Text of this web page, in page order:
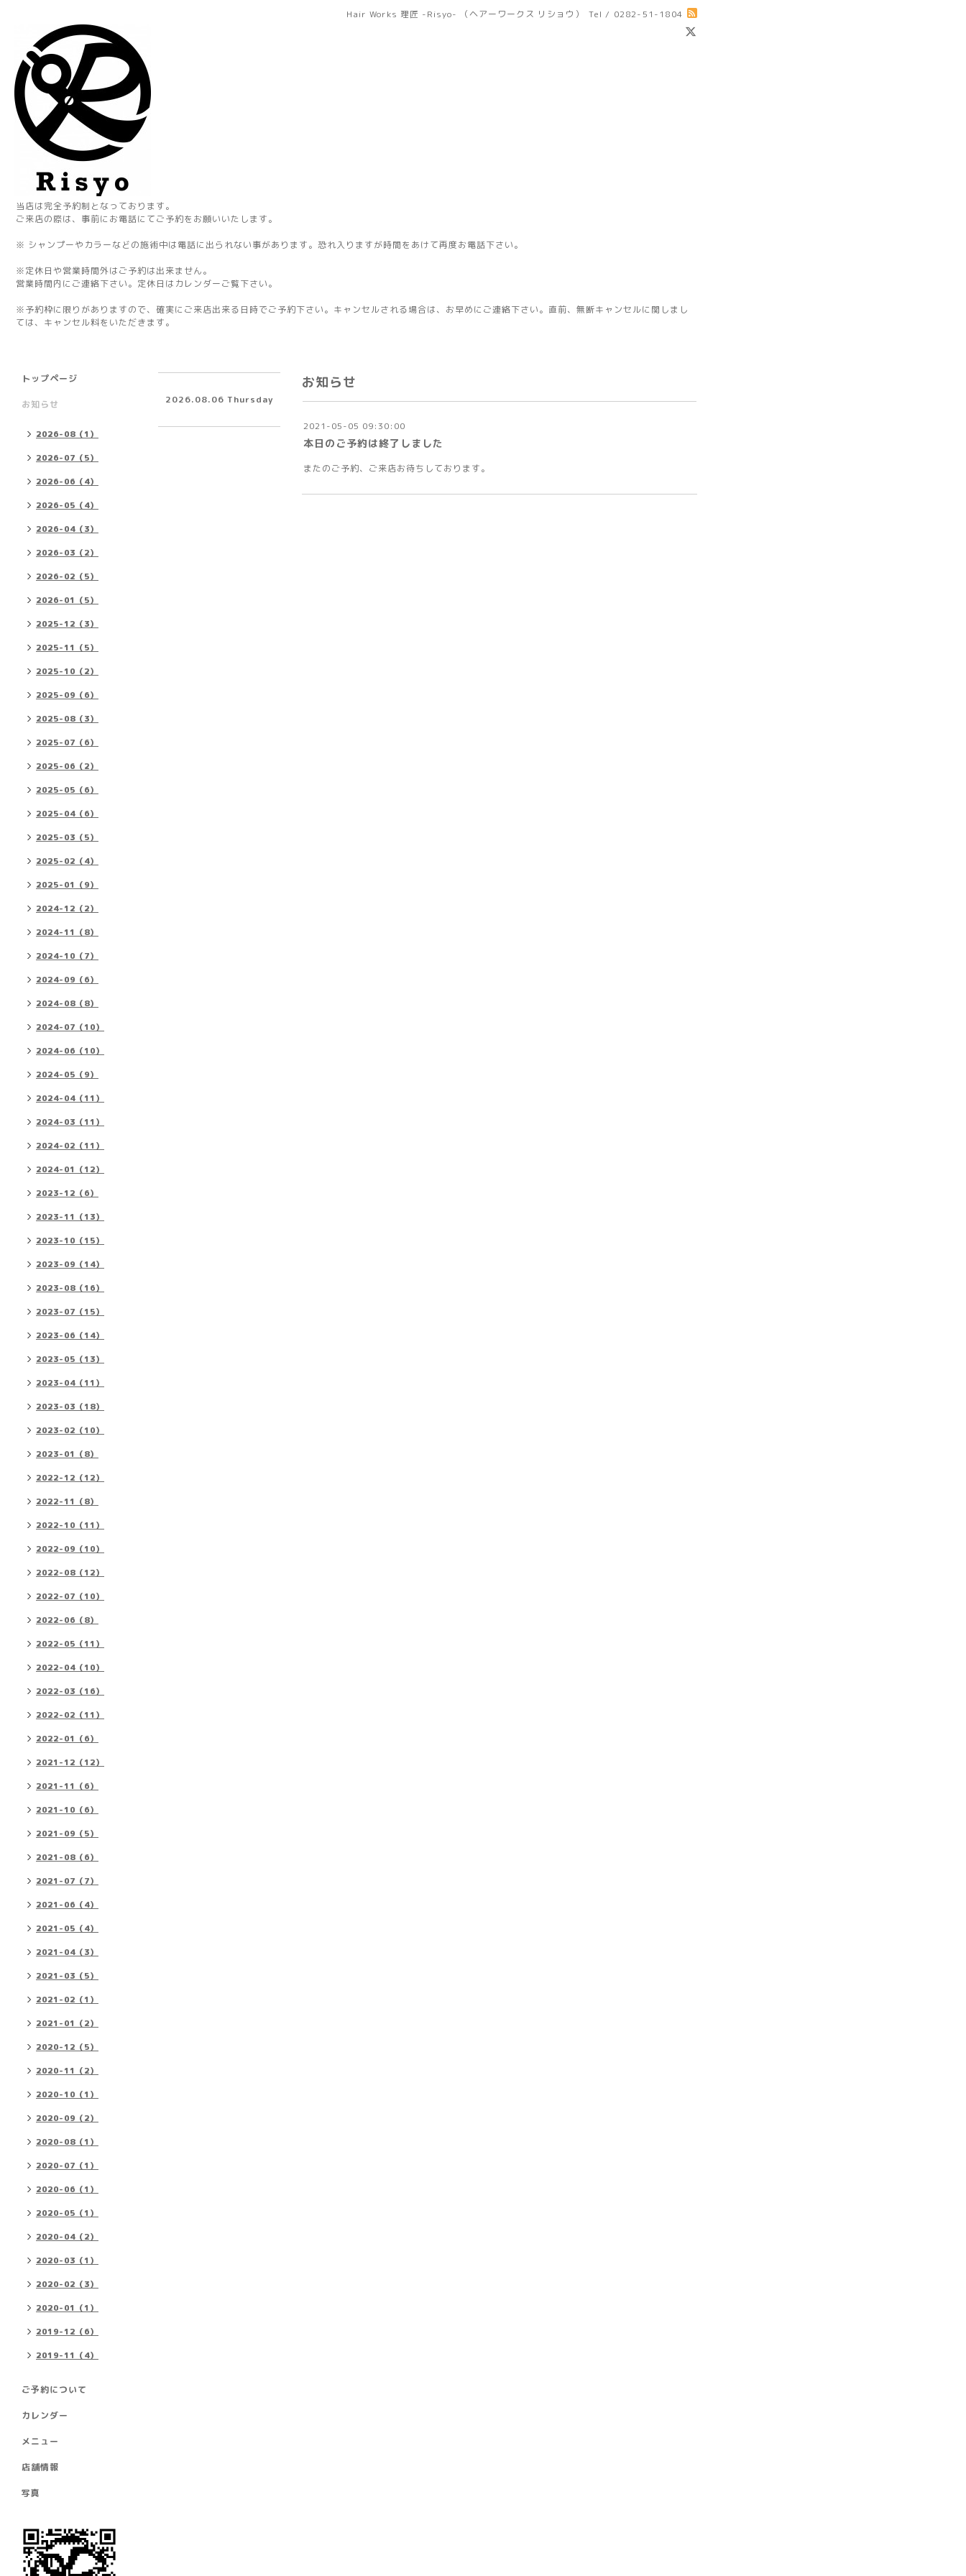
Hair Works 理匠 -Risyo- （ヘアーワークス リショウ） Tel / 0282-51-1804
当店は完全予約制となっております。
ご来店の際は、事前にお電話にてご予約をお願いいたします。
※ シャンプーやカラーなどの施術中は電話に出られない事があります。恐れ入りますが時間をあけて再度お電話下さい。
※定休日や営業時間外はご予約は出来ません。
営業時間内にご連絡下さい。定休日はカレンダーご覧下さい。
※予約枠に限りがありますので、確実にご来店出来る日時でご予約下さい。キャンセルされる場合は、お早めにご連絡下さい。直前、無断キャンセルに関しまし
ては、キャンセル料をいただきます。
お知らせ
2021-05-05 09:30:00
本日のご予約は終了しました
またのご予約、ご来店お待ちしております。
トップページ
お知らせ
2026-08（1）
2026-07（5）
2026-06（4）
2026-05（4）
2026-04（3）
2026-03（2）
2026-02（5）
2026-01（5）
2025-12（3）
2025-11（5）
2025-10（2）
2025-09（6）
2025-08（3）
2025-07（6）
2025-06（2）
2025-05（6）
2025-04（6）
2025-03（5）
2025-02（4）
2025-01（9）
2024-12（2）
2024-11（8）
2024-10（7）
2024-09（6）
2024-08（8）
2024-07（10）
2024-06（10）
2024-05（9）
2024-04（11）
2024-03（11）
2024-02（11）
2024-01（12）
2023-12（6）
2023-11（13）
2023-10（15）
2023-09（14）
2023-08（16）
2023-07（15）
2023-06（14）
2023-05（13）
2023-04（11）
2023-03（18）
2023-02（10）
2023-01（8）
2022-12（12）
2022-11（8）
2022-10（11）
2022-09（10）
2022-08（12）
2022-07（10）
2022-06（8）
2022-05（11）
2022-04（10）
2022-03（16）
2022-02（11）
2022-01（6）
2021-12（12）
2021-11（6）
2021-10（6）
2021-09（5）
2021-08（6）
2021-07（7）
2021-06（4）
2021-05（4）
2021-04（3）
2021-03（5）
2021-02（1）
2021-01（2）
2020-12（5）
2020-11（2）
2020-10（1）
2020-09（2）
2020-08（1）
2020-07（1）
2020-06（1）
2020-05（1）
2020-04（2）
2020-03（1）
2020-02（3）
2020-01（1）
2019-12（6）
2019-11（4）
ご予約について
カレンダー
メニュー
店舗情報
写真
2026.08.06 Thursday